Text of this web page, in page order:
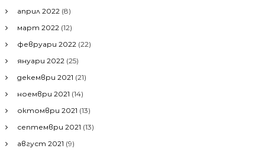
април 2022(8)
март 2022(12)
февруари 2022(22)
януари 2022(25)
декември 2021 (21)
ноември 2021 (14)
октомври 2021 (13)
септември 2021 (13)
август 2021 (9)